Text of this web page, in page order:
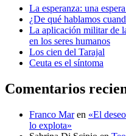
La esperanza: una
¿De qué hablamos
La aplicación militar de
en los seres humanos
Los cien del Tarajal
Ceuta es el síntoma
Comentarios
Franco Maren «El
lo explota»